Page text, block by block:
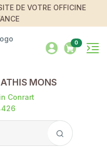
DE VOTRE OFFICINE
0
MONS
Conrart